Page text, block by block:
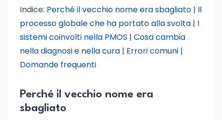
Indice: Perché il vecchio nome era sbagliato | Il
processo globale che ha portato alla svolta | I
sistemi coinvolti nella PMOS | Cosa cambia
nella diagnosi e nella cura | Errori comuni |
Domande frequenti
Perché il vecchio nome era
sbagliato